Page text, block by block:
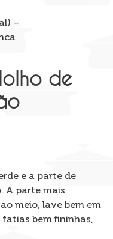
–
de
e a parte de
A parte mais
meio, lave bem em
bem fininhas,